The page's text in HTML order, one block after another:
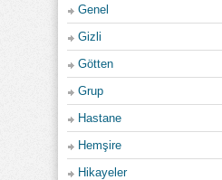
Genel
Gizli
Götten
Grup
Hastane
Hemşire
Hikayeler